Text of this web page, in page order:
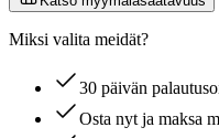
Miksi valita meidät?
30 päivän
Osta nyt ja maksa